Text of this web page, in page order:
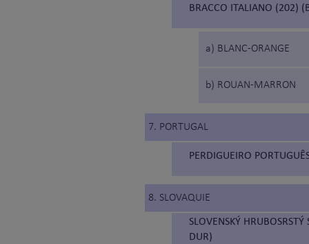
BRACCO ITALIANO (202)
a) BLANC-ORANGE
b) ROUAN-MARRON
7. PORTUGAL
PERDIGUEIRO
8. SLOVAQUIE
SLOVENSKÝ
DUR)